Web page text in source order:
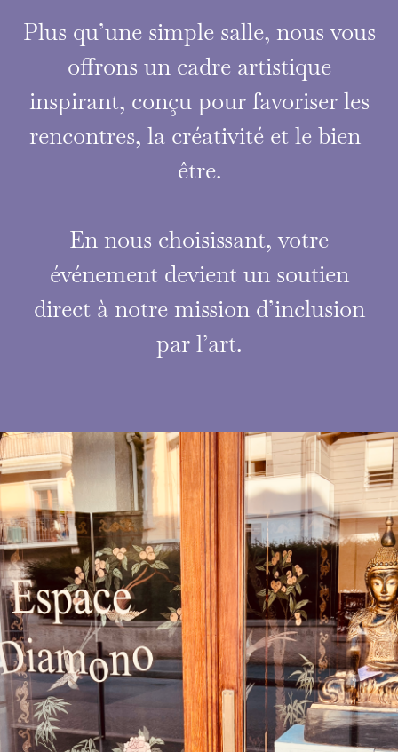
Plus qu’une simple salle, nous vous
offrons un cadre artistique
inspirant, conçu pour favoriser les
rencontres, la créativité et le bien-
être.
En nous choisissant, votre
événement devient un soutien
direct à notre mission d’inclusion
par l’art.